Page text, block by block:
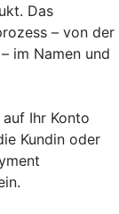
Das
– von der
im Namen und
Ihr Konto
Kundin oder